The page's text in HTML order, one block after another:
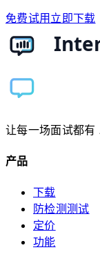
免费试用立即下载
让每一场面试都有
产品
下载
防检测测试
定价
功能